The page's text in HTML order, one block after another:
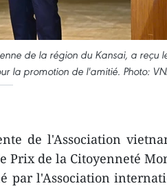
de la région du Kansai, a reçu
la promotion de l'amitié. Photo:
de l'Association
Prix de la Citoyenneté
par l'Association